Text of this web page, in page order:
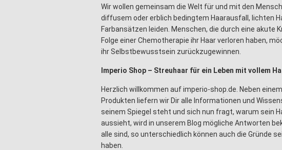
Wir wollen gemeinsam die Welt für und mit den
diffusem oder erblich bedingtem Haarausfall, lichten
Farbansätzen leiden. Menschen, die durch eine akute
Folge einer Chemotherapie ihr Haar verloren haben,
ihr Selbstbewusstsein zurückzugewinnen.
Imperio Shop – Streuhaar für ein Leben mit vollem
Herzlich willkommen auf imperio-shop.de. Neben
Produkten liefern wir Dir alle Informationen und
seinem Spiegel steht und sich nun fragt, warum sein
aussieht, wird in unserem Blog mögliche Antworten
alle sind, so unterschiedlich können auch die Gründe
haben.